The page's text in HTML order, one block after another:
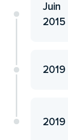
Juin
2015
2019
2019